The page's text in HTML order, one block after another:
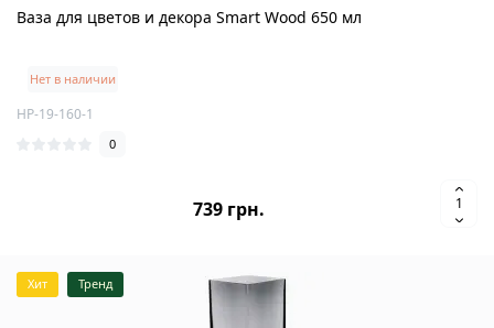
Ваза для цветов и декора Smart Wood 650 мл
Нет в наличии
HP-19-160-1
0
739 грн.
Хит Тренд